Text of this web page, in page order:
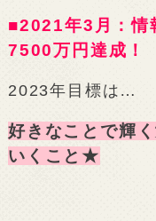
■2021年3月：情
7500万円達成！
2023年目標は…
好きなことで輝
いくこと★